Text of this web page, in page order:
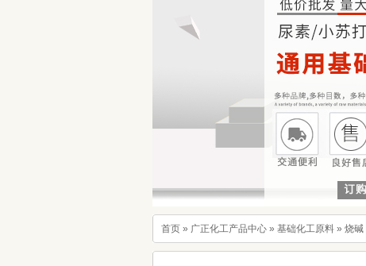
首页 » 广正化工产品中心 » 基础化工原料 » 烧碱